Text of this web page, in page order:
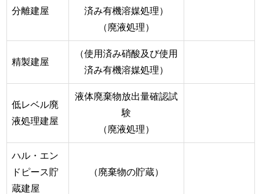
分離建屋
済み有機溶媒処理）
（廃液処理）
精製建屋
（使用済み硝酸及び使用
済み有機溶媒処理）
低レベル廃
液処理建屋
液体廃棄物放出量確認試
験
（廃液処理）
ハル・エン
ドピース貯
蔵建屋
（廃棄物の貯蔵）